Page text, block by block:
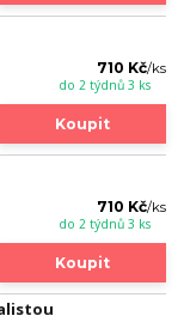
710 Kč/ks
do 2 týdnů 3 ks
Koupit
710 Kč/ks
do 2 týdnů 3 ks
Koupit